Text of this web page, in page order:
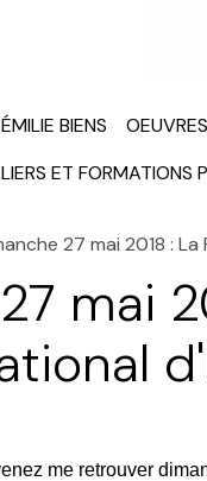
BIENS
ET FORMATIONS
27 mai 2018 :
mai
me retrouver